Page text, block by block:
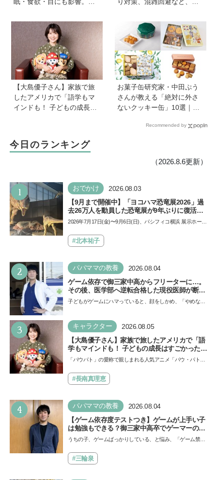
トと、猛暑日の室内あそび
の工夫
1,217人に調査【HugKum総
研】
【大島優子さん】家族で旅
したアメリカで「語学もマ
インドも！ 子どもの成長は
はあきらめなければ何でも
お菓子缶研究家・中田ぷう
さんが教える「絶対に外さ
ないクッキー缶」10選｜マ
自分へのご褒美に！
Recommended by
今日のランキング
（2026.8.6更新）
1 おでかけ 2026.08.03
【9月まで開催中】「ヨコハマ恐竜展2026」過
去26万人を動員した恐竜展が9年ぶりに復活！
夏休みのおでかけで楽しむポイントを完全ガイ
2026年7月17日(金)〜9月6日(日)、パシフィコ横浜 展示ホール
催…#北本祐子
2 パパママの教養 2026.08.04
ゲーム依存で御三家中高からフリーターに…。
その後、医学部へ逆転合格した現役医師が断言
「ゲームの経験が受験勉強に役立った」そう考
子どもがゲームにハマっていると、顔をしかめ、「やめなさ
い…
3 キャラクター 2026.08.05
【大島優子さん】家族で旅したアメリカで「語
学もマインドも！ 子どもの成長はすごかった」
声優をつとめた映画『パウ・パトロール ザ・ダ
できると子どもに知ってほしい
「パウパト」の愛称で親しまれる人気アニメ「パウ・パトロ
ザ…#長南真理恵
4 パパママの教養 2026.08.04
【ゲーム依存度テストつき】ゲームが上手い子
は勉強もできる？御三家中高卒でゲーマーの医
師・阿部智史さんが教えるゲームしながら受験
うちの子、ゲームばっかりしている、と悩み、「ゲーム禁
も…#三輪泉